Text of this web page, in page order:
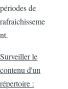
périodes de
rafraichisseme
nt.
Surveiller le
contenu d'un
répertoire :